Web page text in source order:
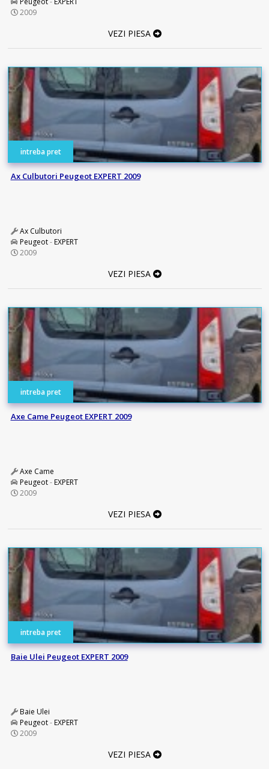
2009
VEZI PIESA
intreba pret
Ax Culbutori Peugeot EXPERT 2009
Ax Culbutori
Peugeot-EXPERT
2009
VEZI PIESA
intreba pret
Axe Came Peugeot EXPERT 2009
Axe Came
Peugeot-EXPERT
2009
VEZI PIESA
intreba pret
Baie Ulei Peugeot EXPERT 2009
Baie Ulei
Peugeot-EXPERT
2009
VEZI PIESA